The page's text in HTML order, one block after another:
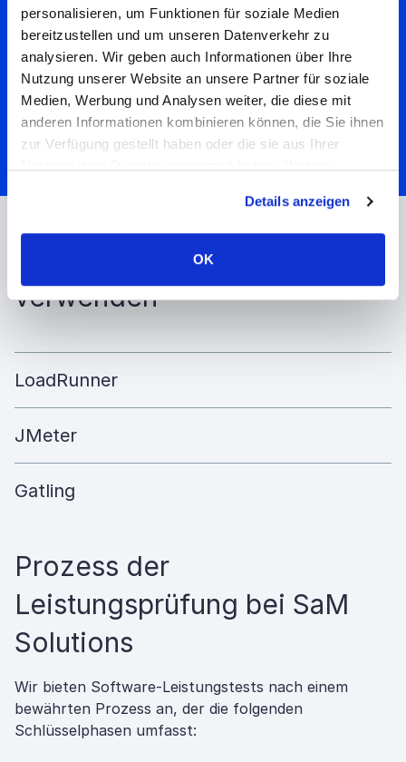
personalisieren, um Funktionen für soziale Medien
bereitzustellen und um unseren Datenverkehr zu
analysieren. Wir geben auch Informationen über Ihre
Nutzung unserer Website an unsere Partner für soziale
Medien, Werbung und Analysen weiter, die diese mit
anderen Informationen kombinieren können, die Sie ihnen
zur Verfügung gestellt haben oder die sie aus Ihrer
Details anzeigen
OK
Solutions und stellen Sie sicher, dass Ihre
Anwendung die Anforderungen und
Erwartungen Ihrer Kunden erfüllt.
Kontakt
Leistungstest Tools, die wir
verwenden
LoadRunner
JMeter
Gatling
Prozess der
Leistungsprüfung bei SaM
Solutions
Wir bieten Software-Leistungstests nach einem
bewährten Prozess an, der die folgenden
Schlüsselphasen umfasst: